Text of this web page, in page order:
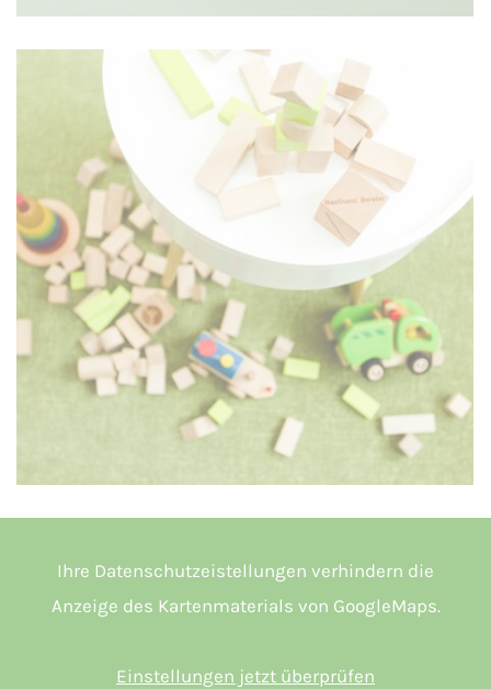
Ihre Datenschutzeistellungen verhindern die
Anzeige des Kartenmaterials von GoogleMaps.
Einstellungen jetzt überprüfen